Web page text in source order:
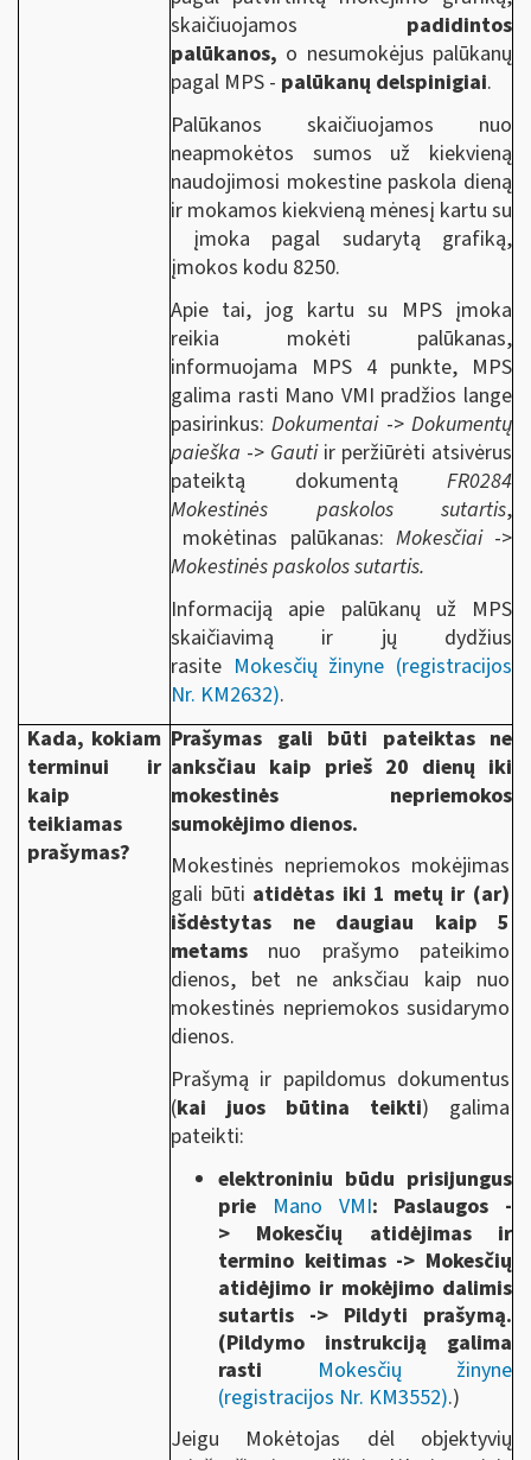
skaičiuojamos padidintos
palūkanos, o nesumokėjus palūkanų
pagal MPS - palūkanų delspinigiai.
Palūkanos skaičiuojamos nuo
neapmokėtos sumos už kiekvieną
naudojimosi mokestine paskola dieną
ir mokamos kiekvieną mėnesį kartu su
įmoka pagal sudarytą grafiką,
įmokos kodu 8250.
Apie tai, jog kartu su MPS įmoka
reikia mokėti palūkanas,
informuojama MPS 4 punkte, MPS
galima rasti Mano VMI pradžios lange
pasirinkus: Dokumentai ->Dokumentų
paieška -> Gautiir peržiūrėti atsivėrus
pateiktą dokumentą FR0284
Mokestinės paskolos sutartis,
mokėtinas palūkanas: Mokesčiai->
Mokestinės paskolos sutartis.
Informaciją apie palūkanų už MPS
skaičiavimą ir jų dydžius
rasite Mokesčių žinyne (registracijos
Nr. KM2632).
Kada, kokiam
terminui ir
kaip
teikiamas
prašymas?
Prašymas gali būti pateiktas ne
anksčiau kaip prieš 20 dienų iki
mokestinės nepriemokos
sumokėjimo dienos.
Mokestinės nepriemokos mokėjimas
gali būti atidėtas iki 1 metų ir (ar)
išdėstytas ne daugiau kaip 5
metams nuo prašymo pateikimo
dienos, bet ne anksčiau kaip nuo
mokestinės nepriemokos susidarymo
dienos.
Prašymą ir papildomus dokumentus
(kai juos būtina teikti) galima
pateikti:
elektroniniu būdu prisijungus
prie Mano VMI: Paslaugos -
> Mokesčių atidėjimas ir
termino keitimas -> Mokesčių
atidėjimo ir mokėjimo dalimis
sutartis -> Pildyti prašymą.
(Pildymo instrukciją galima
rasti Mokesčių žinyne
(registracijos Nr. KM3552).)
Jeigu Mokėtojas dėl objektyvių